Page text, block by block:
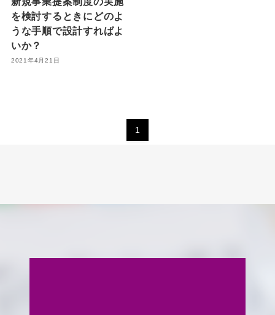
を検討するときにどのよ
うな手順で設計すればよ
いか？
2021年4月21日
1